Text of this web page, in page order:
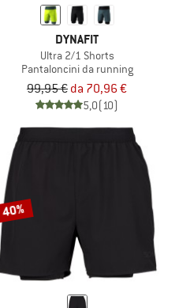
DYNAFIT
Ultra 2/1 Shorts
Pantaloncini da running
99,95 € da 70,96 €
5,0(10)
40%